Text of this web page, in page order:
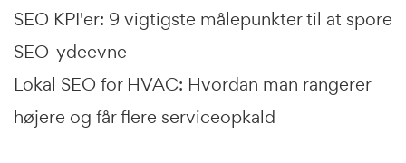
SEO KPI'er: 9 vigtigste målepunkter til at spore
SEO-ydeevne
Lokal SEO for HVAC: Hvordan man rangerer
højere og får flere serviceopkald